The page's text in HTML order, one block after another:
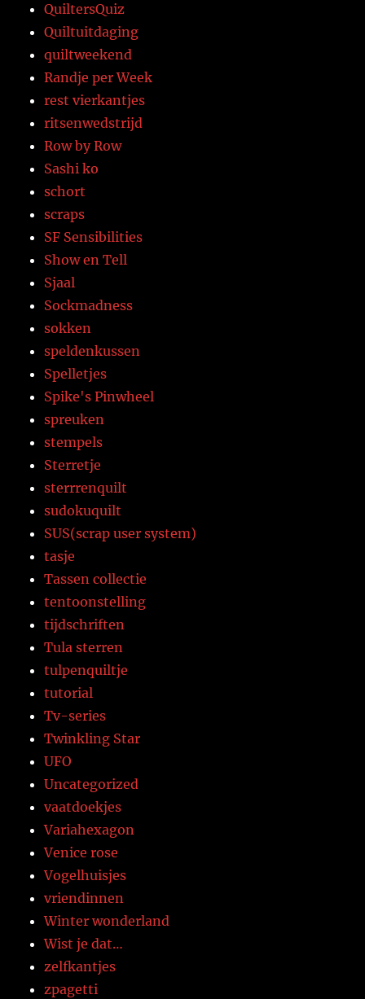
QuiltersQuiz
Quiltuitdaging
quiltweekend
Randje per Week
rest vierkantjes
ritsenwedstrijd
Row by Row
Sashi ko
schort
scraps
SF Sensibilities
Show en Tell
Sjaal
Sockmadness
sokken
speldenkussen
Spelletjes
Spike's Pinwheel
spreuken
stempels
Sterretje
sterrrenquilt
sudokuquilt
SUS(scrap user system)
tasje
Tassen collectie
tentoonstelling
tijdschriften
Tula sterren
tulpenquiltje
tutorial
Tv-series
Twinkling Star
UFO
Uncategorized
vaatdoekjes
Variahexagon
Venice rose
Vogelhuisjes
vriendinnen
Winter wonderland
Wist je dat…
zelfkantjes
zpagetti